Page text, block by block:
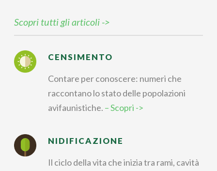
Scopri tutti gli articoli ->
CENSIMENTO
Contare per conoscere: numeri che
raccontano lo stato delle popolazioni
avifaunistiche. – Scopri ->
NIDIFICAZIONE
Il ciclo della vita che inizia tra rami, cavità